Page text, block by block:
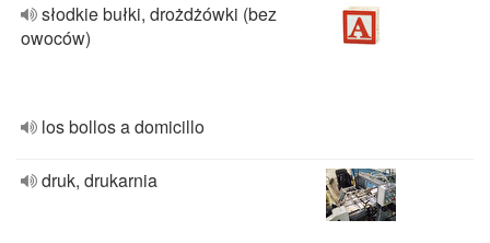
słodkie bułki, drożdżówki (bez
owoców)
los bollos a domicillo
druk, drukarnia